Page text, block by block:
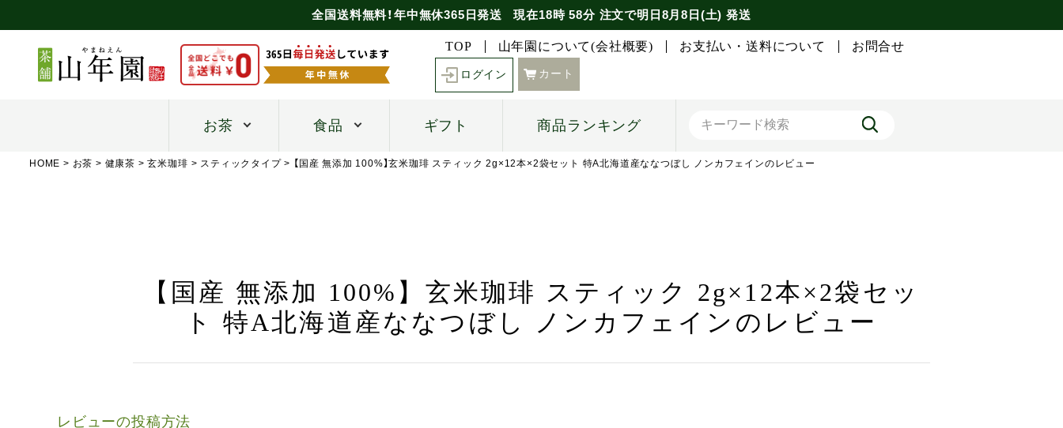
全国送料無料！年中無休365日発送 現在18時 58分注文で明日8月8日(土) 発送
TOP 山年園について(会社概要) お支払い・送料について お問合せ
ログイン カート
お茶 食品 ギフト 商品ランキング
HOME お茶 健康茶 玄米珈琲 スティックタイプ 【国産 無添加 100%】玄米珈琲 スティック 2g×12本×2袋セット 特A北海道産ななつぼし ノンカフェインのレビュー
【国産 無添加 100%】玄米珈琲 スティック 2g×12本×2袋セッ
ト 特A北海道産ななつぼし ノンカフェインのレビュー
レビューの投稿方法